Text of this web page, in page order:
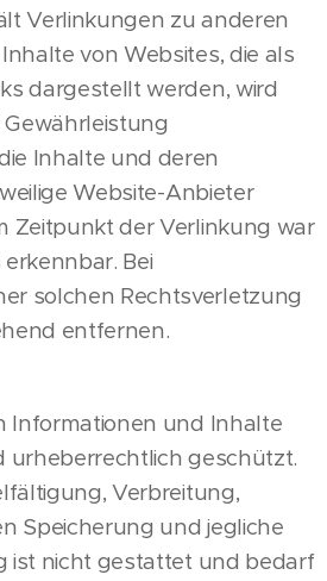
Verlinkungen zu anderen
von Websites, die als
dargestellt werden, wird
Inhalte und deren
Website-Anbieter
Zeitpunkt der Verlinkung war
Bei
solchen Rechtsverletzung
entfernen.
Informationen und Inhalte
urheberrechtlich geschützt.
Verbreitung,
Speicherung und jegliche
ist nicht gestattet und bedarf